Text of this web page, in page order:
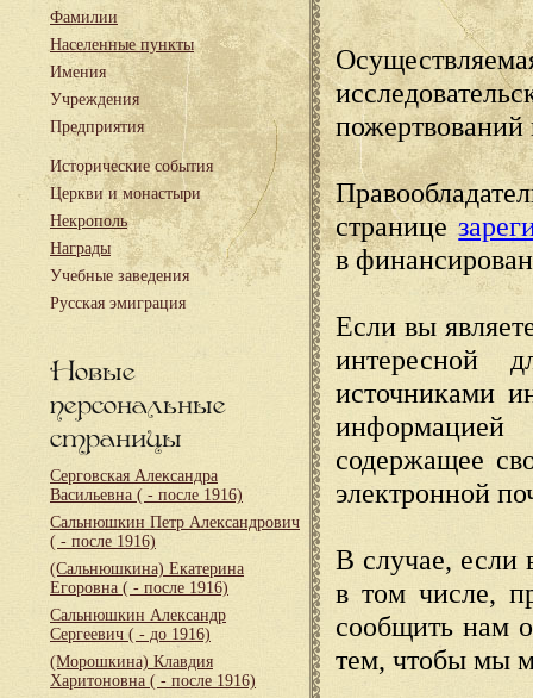
Фамилии
Населенные пункты
Имения
Учреждения
Предприятия
Исторические события
Церкви и монастыри
Некрополь
Награды
Учебные заведения
Русская эмиграция
Новые
персональные
страницы
Серговская Александра
Васильевна ( - после 1916)
Сальнюшкин Петр Александрович
( - после 1916)
(Сальнюшкина) Екатерина
Егоровна ( - после 1916)
Сальнюшкин Александр
Сергеевич ( - до 1916)
(Морошкина) Клавдия
Харитоновна ( - после 1916)
пожертвований
странице
в
Если вы
интересной
источниками
содержащее
электронной
В случае, если
в том числе,
сообщить нам
тем, чтобы мы